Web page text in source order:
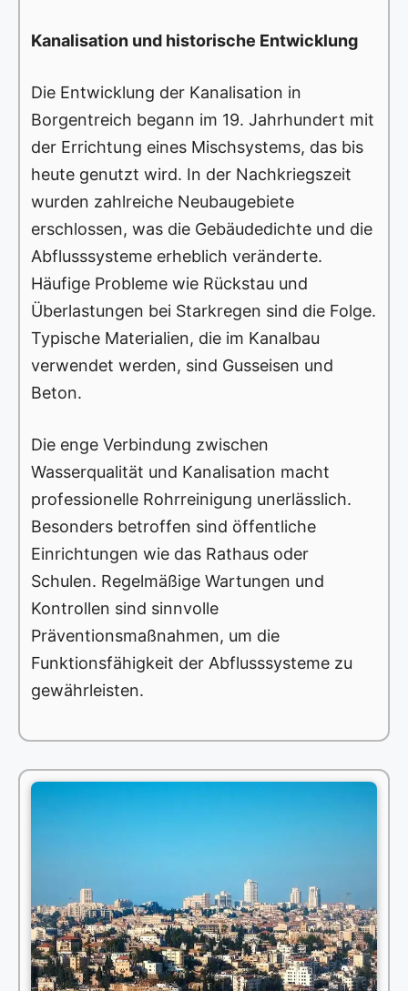
Kanalisation und historische Entwicklung
Die Entwicklung der Kanalisation in
Borgentreich begann im 19. Jahrhundert mit
der Errichtung eines Mischsystems, das bis
heute genutzt wird. In der Nachkriegszeit
wurden zahlreiche Neubaugebiete
erschlossen, was die Gebäudedichte und die
Abflusssysteme erheblich veränderte.
Häufige Probleme wie Rückstau und
Überlastungen bei Starkregen sind die Folge.
Typische Materialien, die im Kanalbau
verwendet werden, sind Gusseisen und
Beton.
Die enge Verbindung zwischen
Wasserqualität und Kanalisation macht
professionelle Rohrreinigung unerlässlich.
Besonders betroffen sind öffentliche
Einrichtungen wie das Rathaus oder
Schulen. Regelmäßige Wartungen und
Kontrollen sind sinnvolle
Präventionsmaßnahmen, um die
Funktionsfähigkeit der Abflusssysteme zu
gewährleisten.